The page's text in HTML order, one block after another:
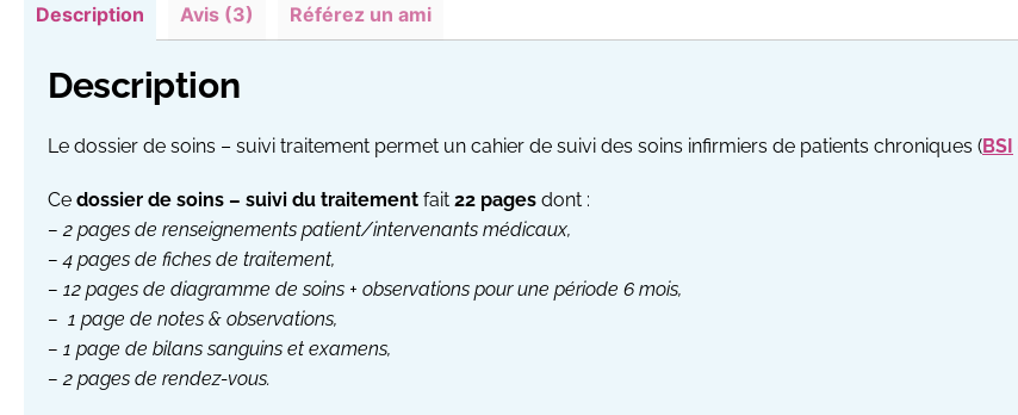
Description Avis (3) Référez un ami
Description
Le dossier de soins – suivi traitement permet un cahier de suivi des soins infirmiers de patients chroniques (BSI
Ce dossier de soins – suivi du traitement fait 22 pages dont :
– 2 pages de renseignements patient/intervenants médicaux,
– 4 pages de fiches de traitement,
– 12 pages de diagramme de soins + observations pour une période 6 mois,
– 1 page de notes & observations,
– 1 page de bilans sanguins et examens,
– 2 pages de rendez-vous.